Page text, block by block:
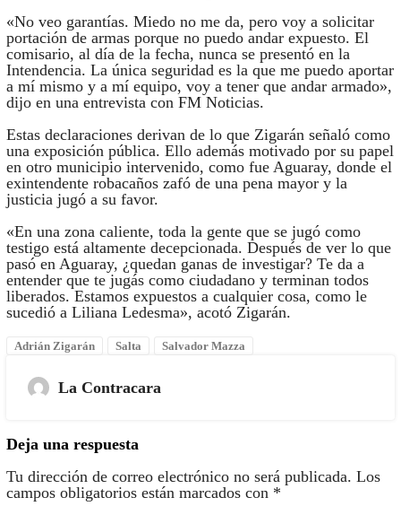
«No veo garantías. Miedo no me da, pero voy a solicitar
portación de armas porque no puedo andar expuesto. El
comisario, al día de la fecha, nunca se presentó en la
Intendencia. La única seguridad es la que me puedo aportar
a mí mismo y a mí equipo, voy a tener que andar armado»,
dijo en una entrevista con FM Noticias.
Estas declaraciones derivan de lo que Zigarán señaló como
una exposición pública. Ello además motivado por su papel
en otro municipio intervenido, como fue Aguaray, donde el
exintendente robacaños zafó de una pena mayor y la
justicia jugó a su favor.
«En una zona caliente, toda la gente que se jugó como
testigo está altamente decepcionada. Después de ver lo que
pasó en Aguaray, ¿quedan ganas de investigar? Te da a
entender que te jugás como ciudadano y terminan todos
liberados. Estamos expuestos a cualquier cosa, como le
sucedió a Liliana Ledesma», acotó Zigarán.
Adrián Zigarán Salta Salvador Mazza
La Contracara
Deja una respuesta
Tu dirección de correo electrónico no será publicada. Los
campos obligatorios están marcados con *